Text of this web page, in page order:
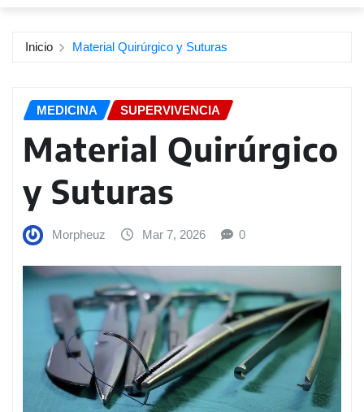
Inicio Material Quirúrgico y Suturas
MEDICINA SUPERVIVENCIA
Material Quirúrgico
y Suturas
Morpheuz Mar 7, 2026 0